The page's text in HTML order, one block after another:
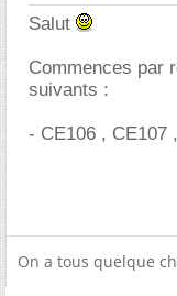
Salut
Commences par
suivants :
- CE106 , CE107
On a tous quelque